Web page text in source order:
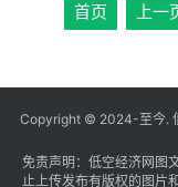
首页 上一
Copyright © 2024-至今.
免责声明：低空经济网图
止上传发布有版权的图片